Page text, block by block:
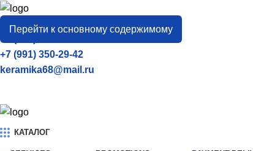
Перейти к основному содержимому
город
Тамбов
+7 (906) 657-33-54
+7 (991) 350-29-42
keramika68@mail.ru
КАТАЛОГ